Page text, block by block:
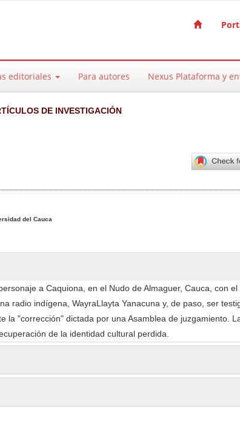
editoriales Para autores Nexus Plataforma y
DE INVESTIGACIÓN
del Cauca
a Caquiona, en el Nudo de Almaguer, Cauca, con el
radio indígena, WayraLlayta Yanacuna y, de paso, ser
la "corrección" dictada por una Asamblea de juzgamiento.
de la identidad cultural perdida.